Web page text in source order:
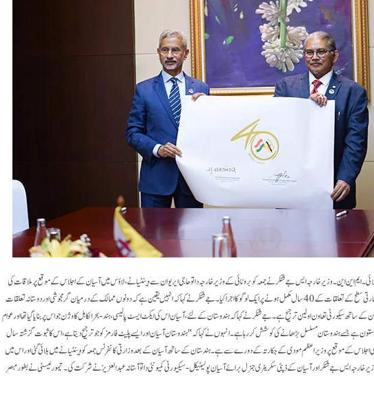
(لاوس(، 26 جولائی۔ ایم این این۔ وزیر خارجہ ایس جے شنکر نے جمعہ کو برونائی کے وزیر خارجہ داتو حاجی ایریوان سے وینٹیانے، لاؤس میں آسیان کے اجلاس کے موقع پر ملاقات کی
اور دونوں ممالک کے بی چسفارتی سطح کے تعلقات کے 40 سال مکمل ہونے پر ایک لوگو کا اجرا کیا۔ جے شنکر نے کہا کہ انہیں یقین ہے کہ دونوں ممالک کے درمیان گرمجوشی اور دوستانہ تعلقات
کے ساتھ سیکورٹی تعاون اولین ترجیح ہے۔ جے شنکر نے کہا کہ ہندوستان کے لئے، آسیان اس کی ایکٹ ایسٹ پالیسی، ہند-بحرالکاہل کا وژن جو اس پر بنایا گیا تھا اور عوام
ہے جسے ہندوستان مسلسل بڑھانے کی کوشش کر رہا ہے۔ انہوں نے کہا کہ "ہندوستان آسیان اور ایسے پلیٹ فارمز کو جو ترجیح دیتا ہے، اس کا ثبوت گزشتہ سال
جی 20 سربراہی اجلاس کے موقع پر وزیر اعظم مودی کے جکارتہ کے دورے سے ہے۔ ہندستان کے ساتھ آسیان کے بعد وزارتی کانفرنس جمعہ کو وینٹیانے میں بلائی گئی اور اس میں
خارجہ ایس جے شنکر اور آسیان کے ڈپٹی سکریٹری جنرل برائے آسیان پولیٹیکل-سیکیورٹی کمیونٹی داتو آستانہ عبدالعزیز نے شرکت کی۔ تیمور لیسٹی نے بطور مبصر